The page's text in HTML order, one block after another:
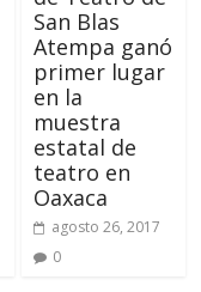
San Blas
Atempa ganó
primer lugar
en la
muestra
estatal de
teatro en
Oaxaca
agosto 26, 2017
0